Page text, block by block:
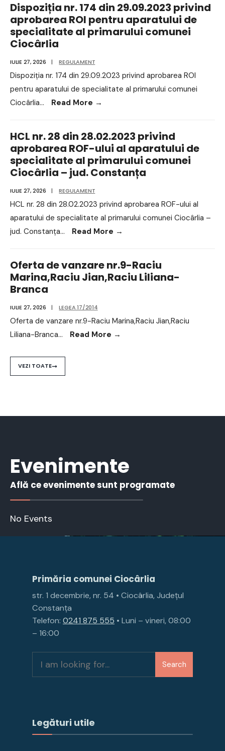
Dispoziția nr. 174 din 29.09.2023 privind
aprobarea ROI pentru aparatului de
specialitate al primarului comunei
Ciocârlia
IULIE 27, 2026 | REGULAMENT
Dispoziția nr. 174 din 29.09.2023 privind aprobarea ROI
pentru aparatului de specialitate al primarului comunei
Ciocârlia... Read More →
HCL nr. 28 din 28.02.2023 privind
aprobarea ROF-ului al aparatului de
specialitate al primarului comunei
Ciocârlia – jud. Constanța
IULIE 27, 2026 | REGULAMENT
HCL nr. 28 din 28.02.2023 privind aprobarea ROF-ului al
aparatului de specialitate al primarului comunei Ciocârlia –
jud. Constanța... Read More →
Oferta de vanzare nr.9-Raciu
Marina,Raciu Jian,Raciu Liliana-
Branca
IULIE 27, 2026 | LEGEA 17/2014
Oferta de vanzare nr.9-Raciu Marina,Raciu Jian,Raciu
Liliana-Branca... Read More →
VEZI TOATE
Evenimente
Află ce evenimente sunt programate
No Events
Primăria comunei Ciocârlia
str. 1 decembrie, nr. 54 • Ciocârlia, Județul
Constanța
Telefon: 0241 875 555 • Luni – vineri, 08:00
– 16:00
Search
Legături utile